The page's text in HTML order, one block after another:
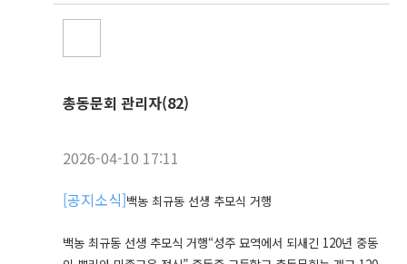
총동문회 관리자(82)
2026-04-10 17:11
[공지소식]백농 최규동 선생 추모식 거행
백농 최규동 선생 추모식 거행“성주 묘역에서 되새긴 120년 중동